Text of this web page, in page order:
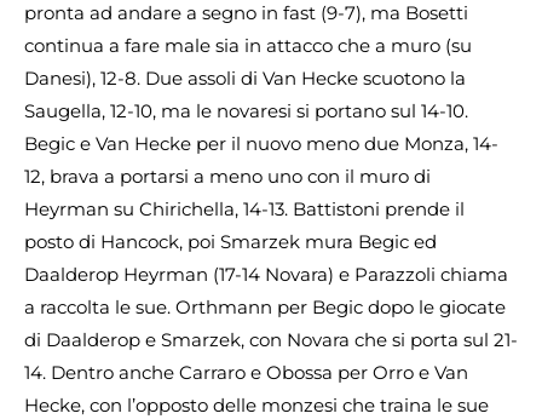
pronta ad andare a segno in fast (9-7), ma Bosetti
continua a fare male sia in attacco che a muro (su
Danesi), 12-8. Due assoli di Van Hecke scuotono la
Saugella, 12-10, ma le novaresi si portano sul 14-10.
Begic e Van Hecke per il nuovo meno due Monza, 14-
12, brava a portarsi a meno uno con il muro di
Heyrman su Chirichella, 14-13. Battistoni prende il
posto di Hancock, poi Smarzek mura Begic ed
Daalderop Heyrman (17-14 Novara) e Parazzoli chiama
a raccolta le sue. Orthmann per Begic dopo le giocate
di Daalderop e Smarzek, con Novara che si porta sul 21-
14. Dentro anche Carraro e Obossa per Orro e Van
Hecke, con l’opposto delle monzesi che traina le sue